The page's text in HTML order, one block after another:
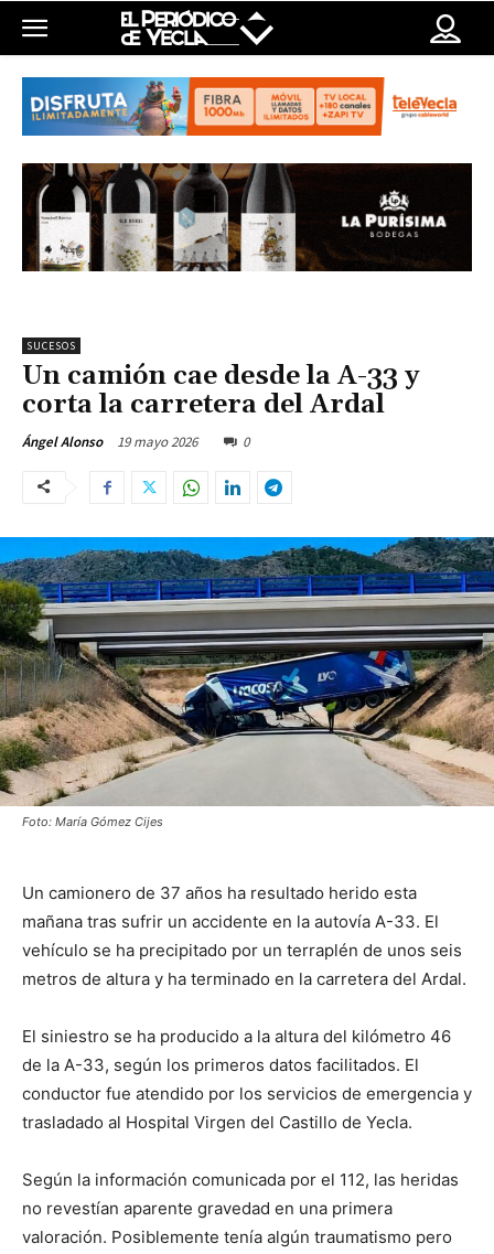
SUCESOS
Un camión cae desde la A-33 y
corta la carretera del Ardal
Ángel Alonso 19 mayo 2026 0
Foto: María Gómez Cijes
Un camionero de 37 años ha resultado herido esta
mañana tras sufrir un accidente en la autovía A-33. El
vehículo se ha precipitado por un terraplén de unos seis
metros de altura y ha terminado en la carretera del Ardal.
El siniestro se ha producido a la altura del kilómetro 46
de la A-33, según los primeros datos facilitados. El
conductor fue atendido por los servicios de emergencia y
trasladado al Hospital Virgen del Castillo de Yecla.
Según la información comunicada por el 112, las heridas
no revestían aparente gravedad en una primera
valoración. Posiblemente tenía algún traumatismo pero